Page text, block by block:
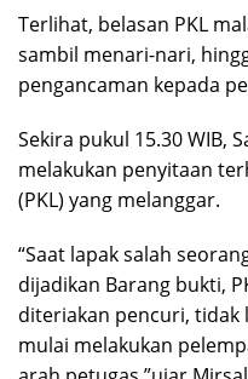
Terlihat, belasan PKL
sambil menari-nari,
pengancaman kepada
Sekira pukul 15.30 WIB,
melakukan penyitaan
(PKL) yang melanggar.
“Saat lapak salah
dijadikan Barang bukti,
diteriakan pencuri, tidak
mulai melakukan